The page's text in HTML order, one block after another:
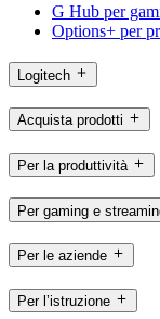
G Hub per
Options+ per
Logitech
Acquista prodotti
Per la produttività
Per gaming e
Per le aziende
Per l’istruzione